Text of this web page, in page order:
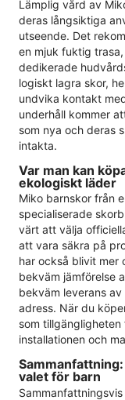
Lämplig vård av
deras långsiktiga
utseende. Det
en mjuk fuktig
dedikerade
logiskt lagra skor,
undvika kontakt
underhåll kommer
som nya och deras
intakta.
Var man kan
ekologiskt läder
Miko barnskor från
specialiserade
värt att välja
att vara säkra på
har också blivit mer
bekväm jämförelse
bekväm leverans
adress. När du
som
installationen och
valet för barn